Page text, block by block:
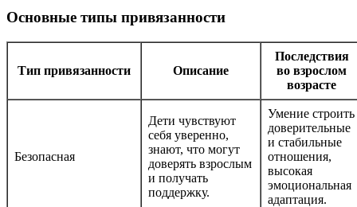
Основные типы привязанности
Тип привязанности Описание
Последствия
во взрослом
возрасте
Безопасная
Дети чувствуют
себя уверенно,
знают, что могут
доверять взрослым
и получать
поддержку.
Умение строить
доверительные
и стабильные
отношения,
высокая
эмоциональная
адаптация.